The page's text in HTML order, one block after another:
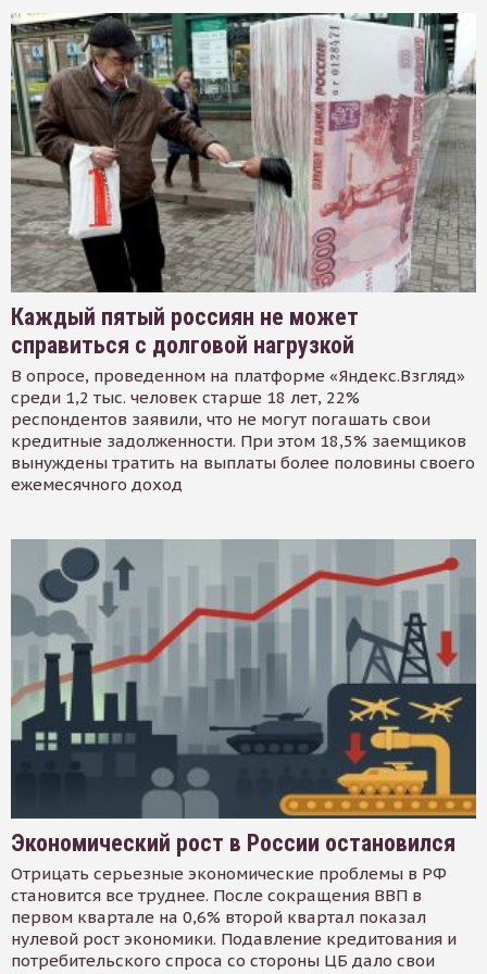
Каждый пятый россиян не может
справиться с долговой нагрузкой
В опросе, проведенном на платформе «Яндекс.Взгляд»
среди 1,2 тыс. человек старше 18 лет, 22%
респондентов заявили, что не могут погашать свои
кредитные задолженности. При этом 18,5% заемщиков
вынуждены тратить на выплаты более половины своего
ежемесячного доход
Экономический рост в России остановился
Отрицать серьезные экономические проблемы в РФ
становится все труднее. После сокращения ВВП в
первом квартале на 0,6% второй квартал показал
нулевой рост экономики. Подавление кредитования и
потребительского спроса со стороны ЦБ дало свои